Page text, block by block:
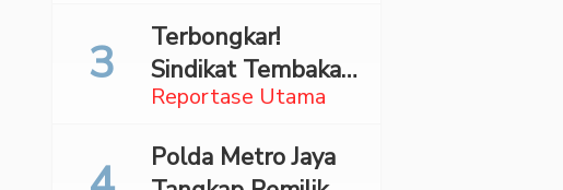
Reportase Utama
Terbongkar!
Sindikat Tembakau
Sintetis Bermodus
di Jaksel
Polda Metro Jaya